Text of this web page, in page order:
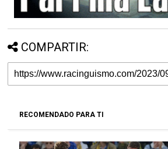
COMPARTIR:
RECOMENDADO PARA TI